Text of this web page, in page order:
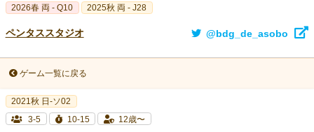
2026春 両 - Q10 2025秋 両 - J28
ペンタススタジオ @bdg_de_asobo
ゲーム一覧に戻る
2021秋 日-ソ02
3-5
10-15 12歳〜